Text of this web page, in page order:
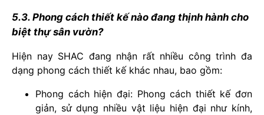
5.3. Phong cách thiết kế nào đang thịnh hành cho
biệt thự sân vườn?
Hiện nay SHAC đang nhận rất nhiều công trình đa
dạng phong cách thiết kế khác nhau, bao gồm:
Phong cách hiện đại: Phong cách thiết kế đơn
giản, sử dụng nhiều vật liệu hiện đại như kính,